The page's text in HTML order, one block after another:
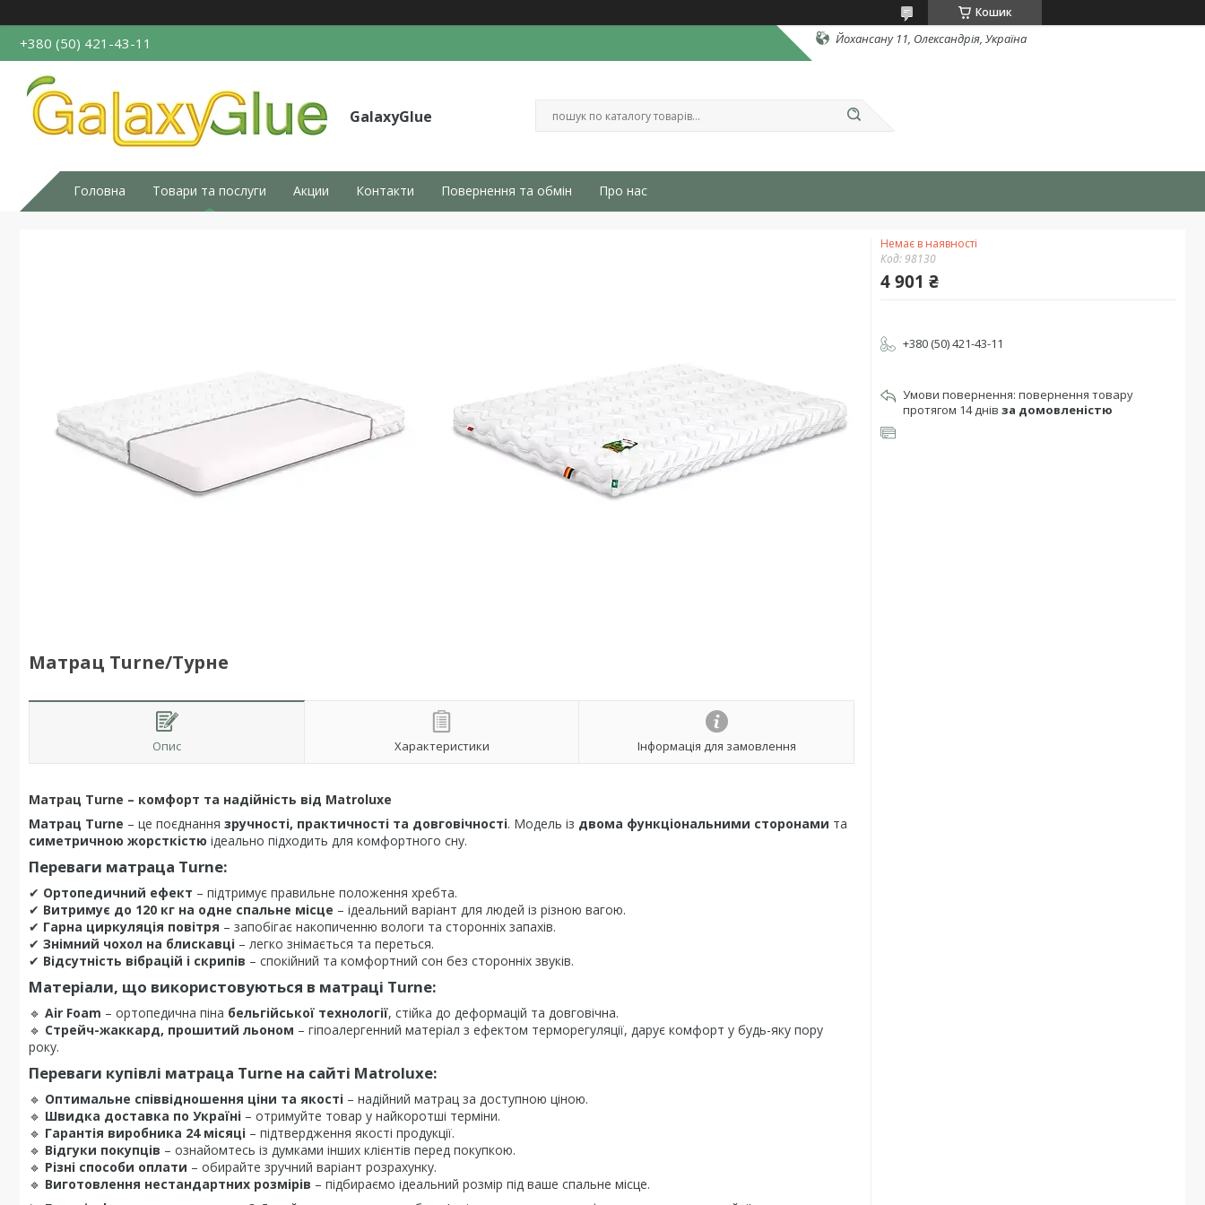
Кошик
+380 (50) 421-43-11 Йохансану 11, Олександрія, Україна
GalaxyGlue
Головна Товари та послуги Акции Контакти Повернення та обмін Про нас
Матрац Turne/Турне
Опис Характеристики Інформація для замовлення
Матрац Turne – комфорт та надійність від Matroluxe
Матрац Turne – це поєднання зручності, практичності та довговічності. Модель із двома функціональними сторонами та
симетричною жорсткістю ідеально підходить для комфортного сну.
Переваги матраца Turne:
✔ Ортопедичний ефект – підтримує правильне положення хребта.
✔ Витримує до 120 кг на одне спальне місце – ідеальний варіант для людей із різною вагою.
✔ Гарна циркуляція повітря – запобігає накопиченню вологи та сторонніх запахів.
✔ Знімний чохол на блискавці – легко знімається та переться.
✔ Відсутність вібрацій і скрипів – спокійний та комфортний сон без сторонніх звуків.
Матеріали, що використовуються в матраці Turne:
🔹 Air Foam – ортопедична піна бельгійської технології, стійка до деформацій та довговічна.
🔹 Стрейч-жаккард, прошитий льоном – гіпоалергенний матеріал з ефектом терморегуляції, дарує комфорт у будь-яку пору
року.
Переваги купівлі матраца Turne на сайті Matroluxe:
🔹 Оптимальне співвідношення ціни та якості – надійний матрац за доступною ціною.
🔹 Швидка доставка по Україні – отримуйте товар у найкоротші терміни.
🔹 Гарантія виробника 24 місяці – підтвердження якості продукції.
🔹 Відгуки покупців – ознайомтесь із думками інших клієнтів перед покупкою.
🔹 Різні способи оплати – обирайте зручний варіант розрахунку.
🔹 Виготовлення нестандартних розмірів – підбираємо ідеальний розмір під ваше спальне місце.
Немає в наявності
Код:98130
4 901 ₴
+380 (50) 421-43-11
повернення товару
протягом 14 днів за домовленістю